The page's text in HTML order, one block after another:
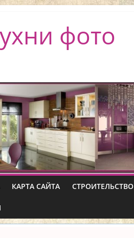
фото
КАРТА САЙТА СТРОИТЕЛЬСТВО